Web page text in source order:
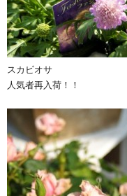
スカビオサ
人気者再入荷！！